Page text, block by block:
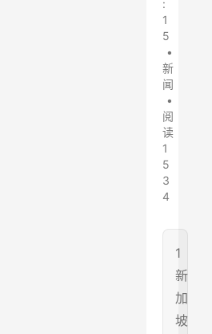
:
1
5
•
新
闻
•
阅
读
1
5
3
4
1
新
加
坡